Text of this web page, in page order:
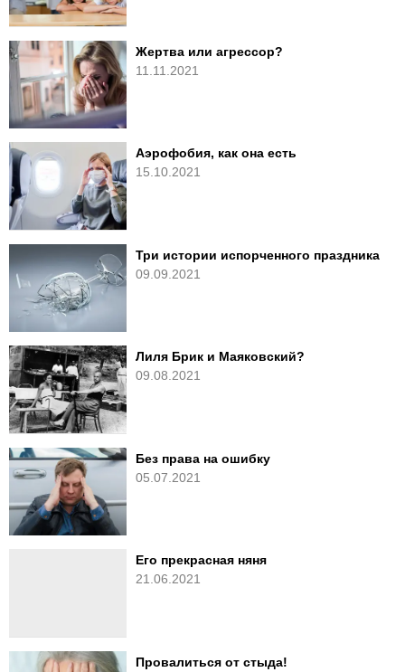
Жертва или агрессор?
11.11.2021
Аэрофобия, как она есть
15.10.2021
Три истории испорченного праздника
09.09.2021
Лиля Брик и Маяковский?
09.08.2021
Без права на ошибку
05.07.2021
Его прекрасная няня
21.06.2021
Провалиться от стыда!